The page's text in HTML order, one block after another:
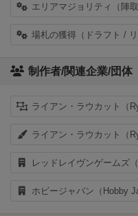
エリアマジョリティ（陣取
場札の獲得（ドラフト / リ
制作者/関連企業/団体
ライアン・ラウカット（
ライアン・ラウカット（
レッドレイヴンゲームズ
ホビージャパン（Hobby